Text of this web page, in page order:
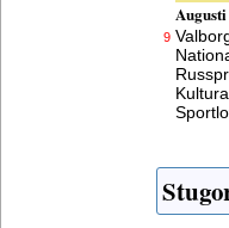
Augusti
9